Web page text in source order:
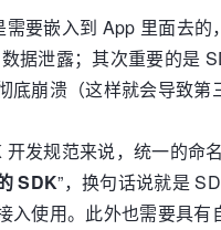
需要嵌入到 App 里面去
据泄露；其次重要的是
底崩溃（这样就会导致
开发规范来说，统一的命
SDK”，换句话说就是
入使用。此外也需要具